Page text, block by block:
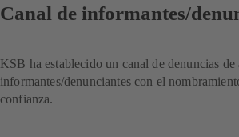
Canal de informantes/
KSB ha establecido un canal de denuncias de
informantes/denunciantes con el
confianza.